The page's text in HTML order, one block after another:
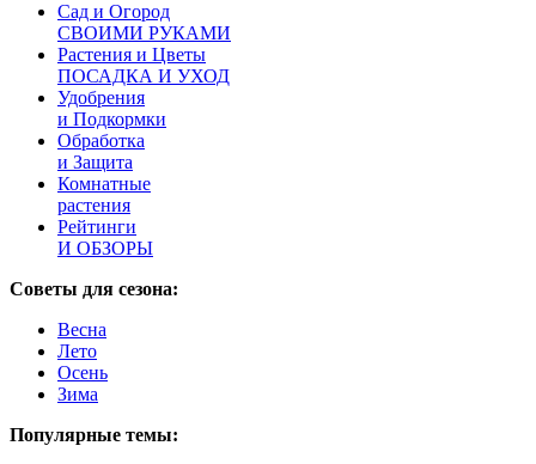
Сад и Огород
СВОИМИ РУКАМИ
Растения и Цветы
ПОСАДКА И УХОД
Удобрения
и Подкормки
Обработка
и Защита
Комнатные
растения
Рейтинги
И ОБЗОРЫ
Советы для сезона:
Весна
Лето
Осень
Зима
Популярные темы: